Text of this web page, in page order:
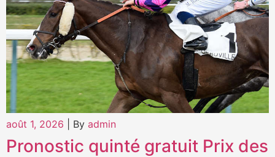
août 1, 2026 By admin
Pronostic quinté gratuit Prix des